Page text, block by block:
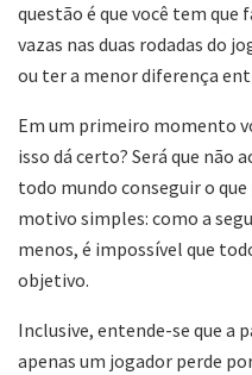
questão é que você tem que
vazas nas duas rodadas do
ou ter a menor diferença
Em um primeiro momento
isso dá certo? Será que não
todo mundo conseguir o
motivo simples: como a
menos, é impossível que
objetivo.
Inclusive, entende-se que a
apenas um jogador perde